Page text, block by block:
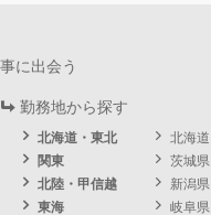
に出会う
勤務地から探す
北海道・東北 北海道
関東
茨城県
北陸・甲信越
新潟県
東海
岐阜県